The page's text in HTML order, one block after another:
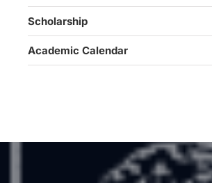
Scholarship
Academic Calendar